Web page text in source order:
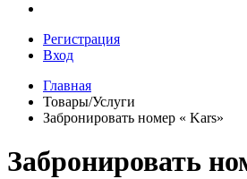
Регистрация
Вход
Главная
Товары/Услуги
Забронировать номер « Kars»
Забронировать